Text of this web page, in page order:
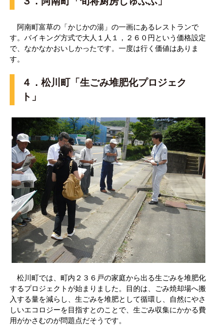
阿南町富草の「かじかの湯」の一画にあるレストランで
す。バイキング方式で大人１人１，２６０円という価格設定
で、なかなかおいしかったです。一度は行く価値はありま
す。
４．松川町「生ごみ堆肥化プロジェク
ト」
松川町では、町内２３６戸の家庭から出る生ごみを堆肥化
するプロジェクトが始まりました。目的は、ごみ焼却場へ搬
入する量を減らし、生ごみを堆肥として循環し、自然にやさ
しいエコロジーを目指すとのことで、生ごみ収集にかかる費
用がかさむのが問題点だそうです。